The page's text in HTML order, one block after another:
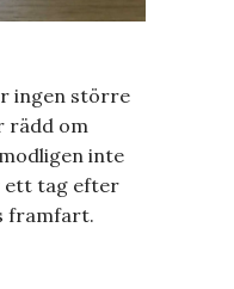
ingen större
rädd om
inte
ett tag efter
framfart.